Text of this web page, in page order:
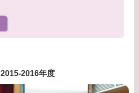
2015-2016年度